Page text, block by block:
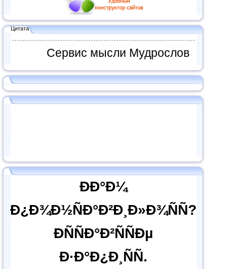
Цитата
Сервис мысли Мудрослов
ÐÐ°Ð¼
Ð¿Ð¾Ð½ÑÐ°Ð²Ð¸Ð»Ð¾ÑÑ?
ÐÑÑÐ°Ð²ÑÑÐµ
Ð·Ð°Ð¿Ð¸ÑÑ.